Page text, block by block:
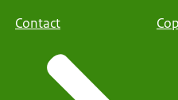
Contact